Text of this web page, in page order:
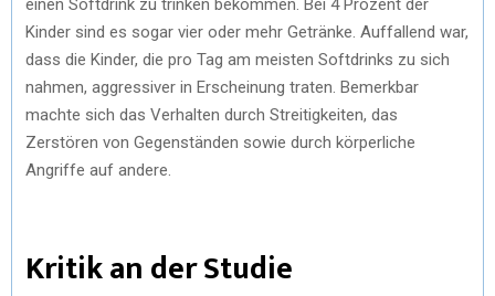
Kinder sind es sogar vier oder mehr Getränke. Auffallend war,
dass die Kinder, die pro Tag am meisten Softdrinks zu sich
nahmen, aggressiver in Erscheinung traten. Bemerkbar
machte sich das Verhalten durch Streitigkeiten, das
Zerstören von Gegenständen sowie durch körperliche
Angriffe auf andere.
Kritik an der Studie